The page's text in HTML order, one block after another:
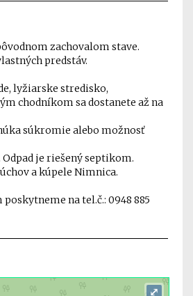
zachovalom stave.
predstáv.
lyžiarske stredisko,
chodníkom sa dostanete až na
súkromie alebo možnosť
je riešený septikom.
a kúpele Nimnica.
na tel.č.: 0948 885
⤢